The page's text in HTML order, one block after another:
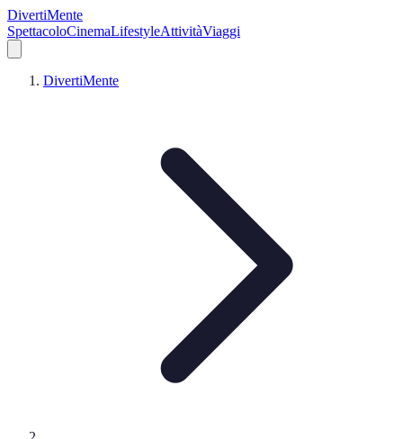
DivertiMente
SpettacoloCinemaLifestyleAttivitàViaggi
DivertiMente